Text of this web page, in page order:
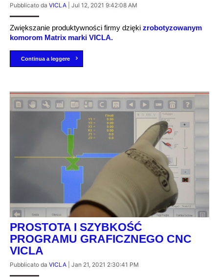
Pubblicato da VICLA Jul 12, 2021 9:42:08 AM
Zwiększanie produktywności firmy dzięki zrobotyzowanym
komorom Matrix marki VICLA.
Continua a leggere
PROSTOTA I SZYBKOŚĆ
PROGRAMU GRAFICZNEGO CNC
VICLA
Pubblicato da VICLA Jan 21, 2021 2:30:41 PM